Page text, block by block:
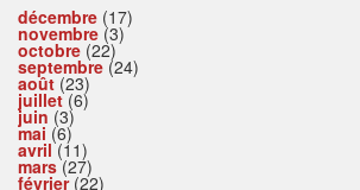
décembre (17)
novembre (3)
octobre (22)
septembre (24)
août (23)
juillet(6)
juin (3)
mai (6)
avril(11)
mars(27)
février(22)